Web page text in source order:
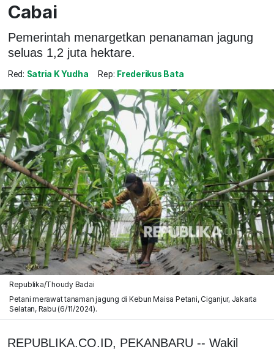
Cabai
Pemerintah menargetkan penanaman jagung
seluas 1,2 juta hektare.
Red: Satria K Yudha Rep: Frederikus Bata
Republika/Thoudy Badai
Petani merawat tanaman jagung di Kebun Maisa Petani, Ciganjur, Jakarta
Selatan, Rabu (6/11/2024).
REPUBLIKA.CO.ID, PEKANBARU -- Wakil